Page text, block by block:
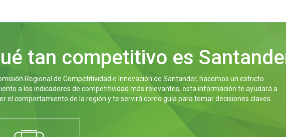
tan competitivo es
Regional de Competitividad e Innovación de Santander, hacemos un estricto
a los indicadores de competitividad más relevantes, esta información te ayudará a
el comportamiento de la región y te servirá como guía para tomar decisiones claves.